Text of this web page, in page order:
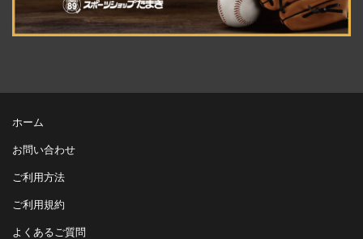
ホーム
お問い合わせ
ご利用方法
ご利用規約
よくあるご質問